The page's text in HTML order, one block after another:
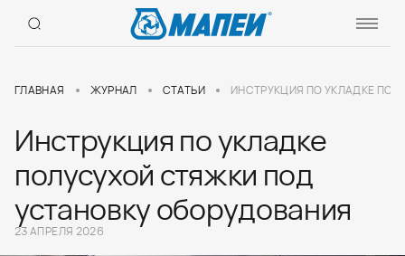
ГЛАВНАЯ ЖУРНАЛ СТАТЬИ ИНСТРУКЦИЯ ПО УКЛАДКЕ
Инструкция по укладке
полусухой стяжки под
установку оборудования
23 АПРЕЛЯ 2026